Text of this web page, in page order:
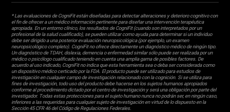
* Las evaluaciones de CogniFit están diseñadas para detectar alteraciones y deterioro cognitivo con
el fin de ofrecer a un médico información pertinente para diseñar una intervención terapéutica
apropiada. En un entorno clínico, los resultados de CogniFit (cuando son interpretados por un
profesional de la salud cualificado), se pueden utilizar como ayuda para determinar si un individuo
debe ser dirigido a una posterior evaluación neuropsicológica (por ejemplo, un examen
neuropsicológico completo). CogniFit no ofrece directamente un diagnóstico médico de ningún tipo.
Un diagnóstico de TDAH, dislexia, demencia o enfermedad similar sólo puede ser realizada por un
médico o psicólogo cualificado teniendo en cuenta una amplia gama de posibles factores. De
acuerdo al uso indicado, CogniFit no indica que esta herramienta sea o deba ser considerada como
un dispositivo médico certicado por la FDA. El producto puede ser utilizado para estudios de
investigación en cualquier campo de investigación relacionado con la cognición. Si se utiliza para
fines de investigación, todo uso del producto debe hacerse en los sujetos humanos apropiados
conforme al procedimiento dictado por el centro de investigación y será una obligación por parte del
investigador. Todas estas protecciones para el sujeto humano nunca no podrán ser, en ningún caso,
inferiores a las requeridas para cualquier sujeto de investigación en virtud de lo dispuesto en la
Sección 45 CFR 46 del Código de Regulaciones Federales.